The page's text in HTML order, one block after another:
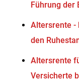
Führung der
Altersrente -
den
Altersrente
Versicherte